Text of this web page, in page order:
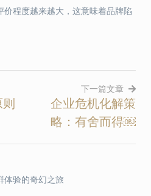
程度越来越大，这意味着品牌陷
下一篇文章
企业危机化解策
略：有舍而得￼
体验的奇幻之旅